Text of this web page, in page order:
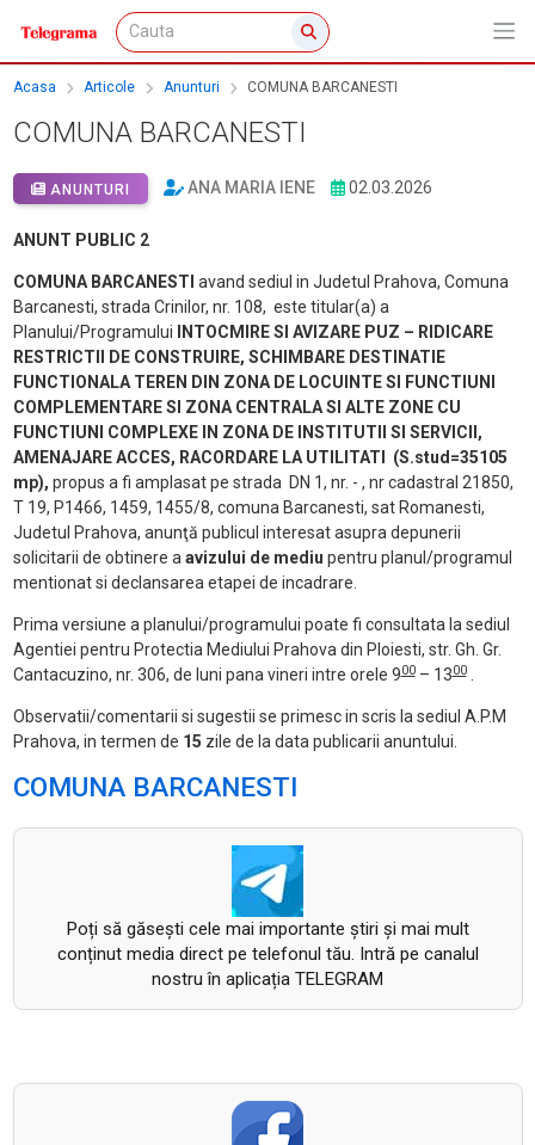
Acasa Articole Anunturi COMUNA BARCANESTI
COMUNA BARCANESTI
ANUNTURI ANA MARIA IENE 02.03.2026
ANUNT PUBLIC 2
COMUNA BARCANESTI avand sediul in Judetul Prahova, Comuna
Barcanesti, strada Crinilor, nr. 108, este titular(a) a
Planului/Programului
INTOCMIRE SI AVIZARE PUZ – RIDICARE
RESTRICTII DE CONSTRUIRE, SCHIMBARE DESTINATIE
FUNCTIONALA TEREN DIN ZONA DE LOCUINTE SI FUNCTIUNI
COMPLEMENTARE SI ZONA CENTRALA SI ALTE ZONE CU
FUNCTIUNI COMPLEXE IN ZONA DE INSTITUTII SI SERVICII,
AMENAJARE ACCES, RACORDARE LA UTILITATI
(S.stud=35105
mp), propus a fi amplasat pe strada DN 1, nr. - , nr cadastral 21850,
T 19, P1466, 1459, 1455/8, comuna Barcanesti, sat Romanesti,
Judetul Prahova, anunţă publicul interesat asupra depunerii
solicitarii de obtinere aavizului de mediu pentru planul/programul
mentionat si declansarea etapei de incadrare.
Prima versiune a planului/programului poate fi consultata la sediul
Agentiei pentru Protectia Mediului Prahova din Ploiesti, str. Gh. Gr.
Cantacuzino, nr. 306, de luni pana vineri intre orele 900– 1300.
Observatii/comentarii si sugestii se primesc in scris la sediul A.P.M
Prahova, in termen de 15 zile de la data publicarii anuntului.
COMUNA BARCANESTI
Poți să găsești cele mai importante știri și mai mult
conținut media direct pe telefonul tău. Intră pe canalul
nostru în aplicația TELEGRAM